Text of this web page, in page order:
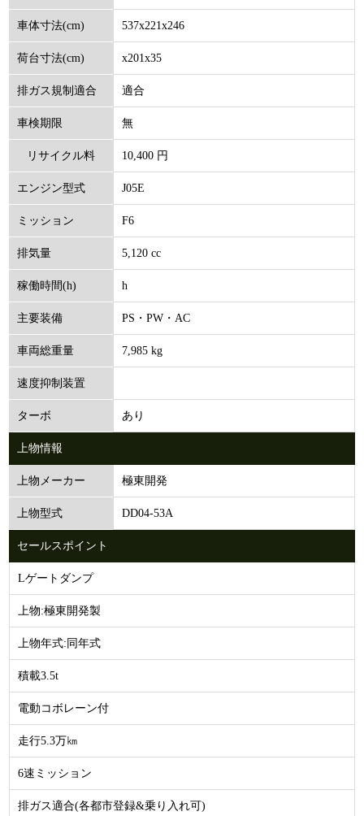
車体寸法(cm) 537x221x246
荷台寸法(cm) x201x35
排ガス規制適合 適合
車検期限 無
リサイクル料
(円)
10,400 円
エンジン型式 J05E
ミッション F6
排気量 5,120 cc
稼働時間(h) h
主要装備 PS・PW・AC
車両総重量 7,985 kg
速度抑制装置
ターボ あり
上物情報
上物メーカー 極東開発
上物型式 DD04-53A
セールスポイント
Lゲートダンプ
上物:極東開発製
上物年式:同年式
積載3.5t
電動コボレーン付
走行5.3万㎞
6速ミッション
排ガス適合(各都市登録&乗り入れ可)